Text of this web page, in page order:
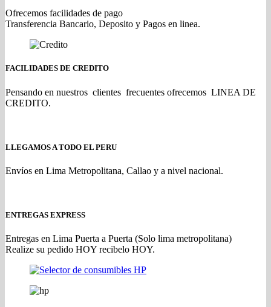
Ofrecemos facilidades de pago
Transferencia Bancario, Deposito y Pagos en linea.
FACILIDADES DE CREDITO
Pensando en nuestros clientes frecuentes ofrecemos LINEA DE
CREDITO.
LLEGAMOS A TODO EL PERU
Envíos en Lima Metropolitana, Callao y a nivel nacional.
ENTREGAS EXPRESS
Entregas en Lima Puerta a Puerta (Solo lima metropolitana)
Realize su pedido HOY recibelo HOY.